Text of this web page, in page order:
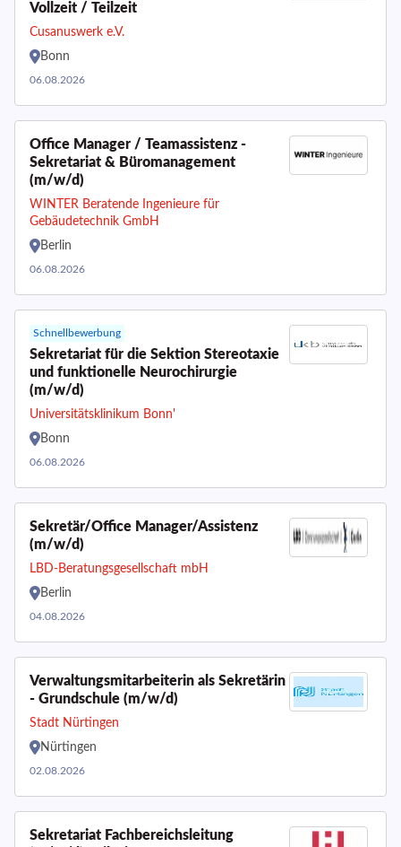
Vollzeit / Teilzeit
Cusanuswerk e.V.
Bonn
06.08.2026
Office Manager / Teamassistenz -
Sekretariat & Büromanagement
(m/w/d)
WINTER Beratende Ingenieure für
Gebäudetechnik GmbH
Berlin
06.08.2026
Schnellbewerbung
Sekretariat für die Sektion Stereotaxie
und funktionelle Neurochirurgie
(m/w/d)
Universitätsklinikum Bonn'
Bonn
06.08.2026
Sekretär/Office Manager/Assistenz
(m/w/d)
LBD-Beratungsgesellschaft mbH
Berlin
04.08.2026
Verwaltungsmitarbeiterin als Sekretärin
- Grundschule (m/w/d)
Stadt Nürtingen
Nürtingen
02.08.2026
Sekretariat Fachbereichsleitung